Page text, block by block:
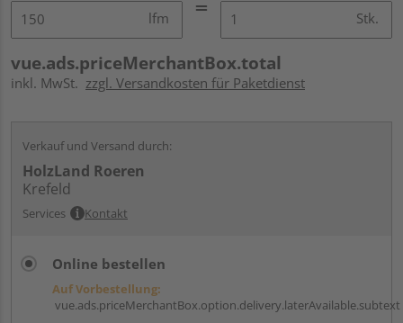
lfm Stk.
vue.ads.priceMerchantBox.total
inkl. MwSt. zzgl. Versandkosten für Paketdienst
Verkauf und Versand durch:
HolzLand Roeren
Krefeld
Services Kontakt
Online bestellen
Auf Vorbestellung:
vue.ads.priceMerchantBox.option.delivery.laterAvailable.subtext